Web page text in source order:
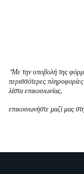
*Με την υποβολή της
περισσότερες
λίστα επικοινωνίας,
επικοινωνήστε μαζί μας